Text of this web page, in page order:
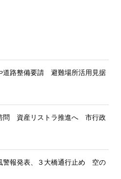
道路整備要請 避難場所活用見据
問 資産リストラ推進へ 市行政
報発表、３大橋通行止め 空の